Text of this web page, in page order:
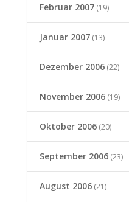
Februar 2007(19)
Januar 2007(13)
Dezember 2006(22)
November 2006(19)
Oktober 2006(20)
September 2006(23)
August 2006(21)